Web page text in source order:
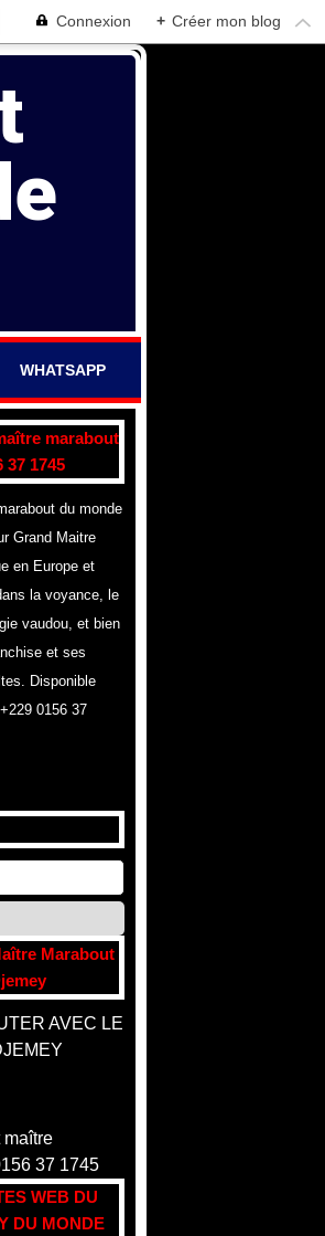
Connexion + Créer mon blog
WHATSAPP
marabout
37 1745
du monde
Grand Maitre
en Europe et
la voyance, le
vaudou, et bien
et ses
Disponible
0156 37
Marabout
AVEC LE
WEB DU
DU MONDE